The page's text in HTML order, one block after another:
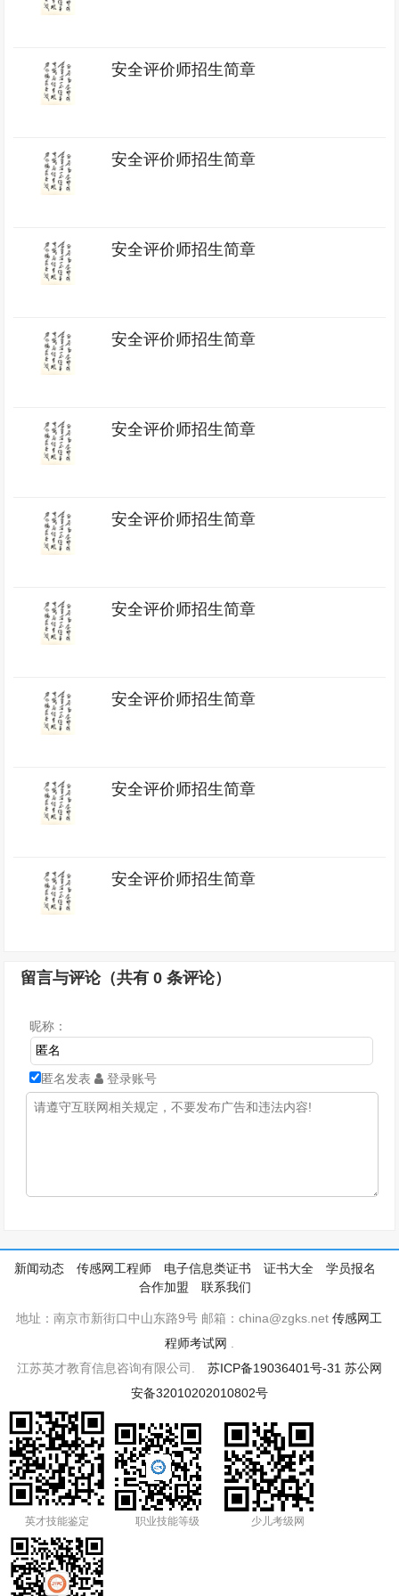
安全评价师招生简章
安全评价师招生简章
安全评价师招生简章
安全评价师招生简章
安全评价师招生简章
安全评价师招生简章
安全评价师招生简章
安全评价师招生简章
安全评价师招生简章
安全评价师招生简章
留言与评论（共有0 条评论）
昵称：
匿名发表 登录账号
新闻动态 传感网工程师 电子信息类证书 证书大全
学员报名
合作加盟
联系我们
地址：南京市新街口中山东路9号 邮箱：china@zgks.net传感网工
程师考试网
江苏英才教育信息咨询有限公司. 苏ICP备19036401号-31 苏公网
安备32010202010802号
英才技能鉴定 职业技能等级 少儿考级网